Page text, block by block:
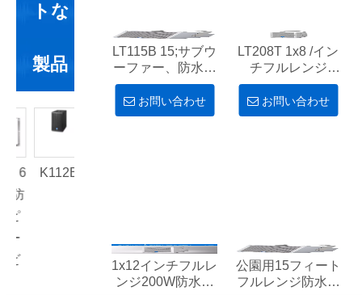
トな
製品
K112B
ジ500W
ライン
LT115B 15;サブウ
ーファー、防水ス
ピーカーキャビネ
ット。
お問い合わせ
LT208T 1x8 /イン
チフルレンジ
150Wスタジアム
用防水スピーカ
ー、屋外スピーカ
お問い合わせ
1x12インチフルレ
ンジ200W防水ス
公園用15フィート
フルレンジ防水ス